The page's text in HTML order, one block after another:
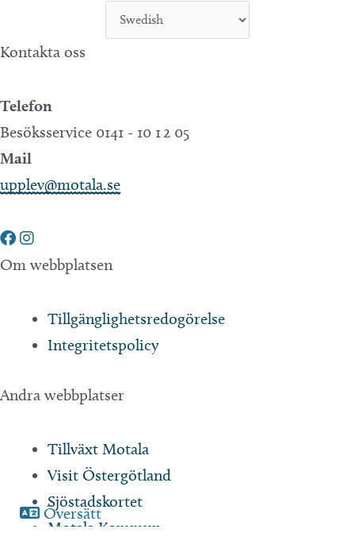
Kontakta oss
Telefon
Besöksservice 0141 - 10 1 2 05
Mail
upplev@motala.se
Om webbplatsen
Tillgänglighetsredogörelse
Integritetspolicy
Andra webbplatser
Tillväxt Motala
Visit Östergötland
Sjöstadskortet
Motala Kommun
Översätt